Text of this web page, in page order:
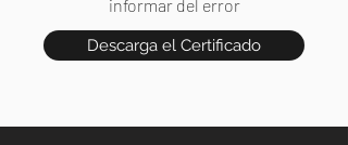
informar del error
Descarga el Certificado